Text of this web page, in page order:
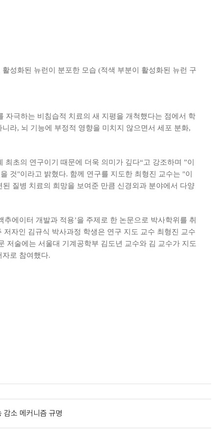
성화된 뉴런이 분포한 모습 (적색 부분이 활성화된 뉴런 구
자극하는 비침습적 치료의 새 지평을 개척했다는 점에서 학
라, 뇌 기능에 부정적 영향을 미치지 않으면서 세포 분화,
초의 연구이기 때문에 더욱 의미가 깊다“고 강조하며 ”이
것"이라고 밝혔다. 함께 연구를 지도한 최형진 교수는 "이
질병 치료의 희망을 보여준 만큼 신경외과 분야에서 다양
에이터 개발과 적용’을 주제로 한 논문으로 박사학위를 취
자인 김규식 박사과정 학생은 연구 지도 교수 최형진 교수
저술에는 서울대 기계공학부 김도년 교수와 김 교수가 지도
로 참여했다.
소 메커니즘 규명